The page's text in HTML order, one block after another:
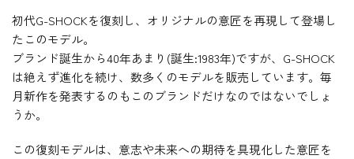
初代G-SHOCKを復刻し、オリジナルの意匠を再現して登場し
たこのモデル。
ブランド誕生から40年あまり(誕生:1983年)ですが、G-SHOCK
は絶えず進化を続け、数多くのモデルを販売しています。毎
月新作を発表するのもこのブランドだけなのではないでしょ
うか。
この復刻モデルは、意志や未来への期待を具現化した意匠を